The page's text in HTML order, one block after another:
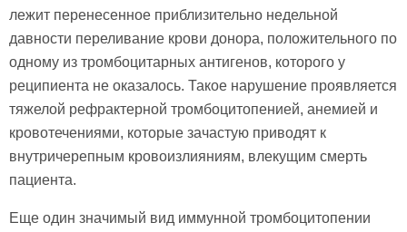
лежит перенесенное приблизительно недельной
давности переливание крови донора, положительного по
одному из тромбоцитарных антигенов, которого у
реципиента не оказалось. Такое нарушение проявляется
тяжелой рефрактерной тромбоцитопенией, анемией и
кровотечениями, которые зачастую приводят к
внутричерепным кровоизлияниям, влекущим смерть
пациента.
Еще один значимый вид иммунной тромбоцитопении